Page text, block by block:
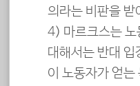
의라는 비판을 받
4) 마르크스는 노
대해서는 반대
이 노동자가 얻는